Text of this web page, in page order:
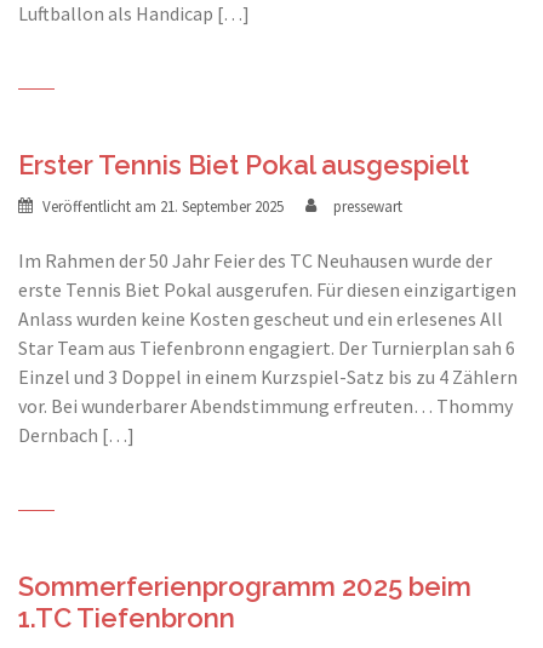
Luftballon als Handicap […]
Erster Tennis Biet Pokal ausgespielt
Veröffentlicht am 21. September 2025 pressewart
Im Rahmen der 50 Jahr Feier des TC Neuhausen wurde der
erste Tennis Biet Pokal ausgerufen. Für diesen einzigartigen
Anlass wurden keine Kosten gescheut und ein erlesenes All
Star Team aus Tiefenbronn engagiert. Der Turnierplan sah 6
Einzel und 3 Doppel in einem Kurzspiel-Satz bis zu 4 Zählern
vor. Bei wunderbarer Abendstimmung erfreuten… Thommy
Dernbach […]
Sommerferienprogramm 2025 beim
1.TC Tiefenbronn